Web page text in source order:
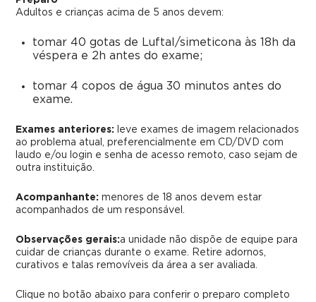
Adultos e crianças acima de 5 anos devem:
tomar 40 gotas de Luftal/simeticona às 18h da
véspera e 2h antes do exame;
tomar 4 copos de água 30 minutos antes do
exame.
Exames anteriores:
leve exames de imagem relacionados
ao problema atual, preferencialmente em CD/DVD com
laudo e/ou login e senha de acesso remoto, caso sejam de
outra instituição.
Acompanhante: menores de 18 anos devem estar
acompanhados de um responsável.
Observações gerais:a unidade não dispõe de equipe para
cuidar de crianças durante o exame. Retire adornos,
curativos e talas removíveis da área a ser avaliada.
Clique no botão abaixo para conferir o preparo completo